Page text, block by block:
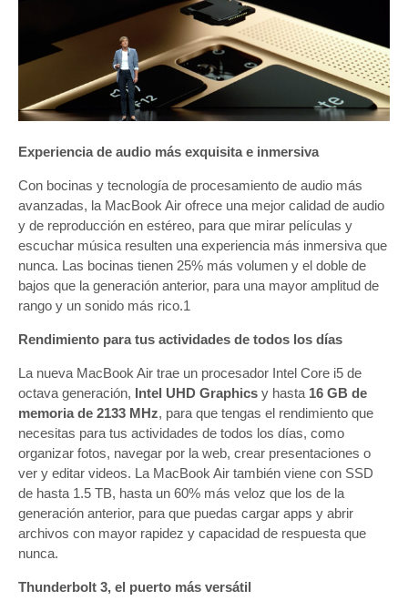
Experiencia de audio más exquisita e inmersiva
Con bocinas y tecnología de procesamiento de audio más
avanzadas, la MacBook Air ofrece una mejor calidad de audio
y de reproducción en estéreo, para que mirar películas y
escuchar música resulten una experiencia más inmersiva que
nunca. Las bocinas tienen 25% más volumen y el doble de
bajos que la generación anterior, para una mayor amplitud de
rango y un sonido más rico.1
Rendimiento para tus actividades de todos los días
La nueva MacBook Air trae un procesador Intel Core i5 de
octava generación, Intel UHD Graphics y hasta 16 GB de
memoria de 2133 MHz, para que tengas el rendimiento que
necesitas para tus actividades de todos los días, como
organizar fotos, navegar por la web, crear presentaciones o
ver y editar videos. La MacBook Air también viene con SSD
de hasta 1.5 TB, hasta un 60% más veloz que los de la
generación anterior, para que puedas cargar apps y abrir
archivos con mayor rapidez y capacidad de respuesta que
nunca.
Thunderbolt 3, el puerto más versátil